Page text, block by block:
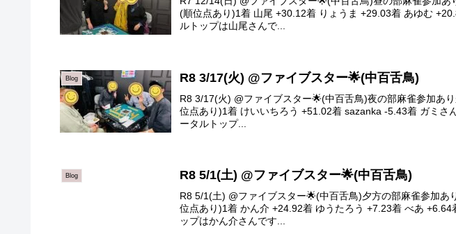
(順位点あり)1着 山尾 +30.12着 りょうま +29.03着 あゆむ
ルトップは山尾さんで...
Blog R8 3/17(火) @ファイブスター🌟(中百舌鳥)
R8 3/17(火) @ファイブスター🌟(中百舌鳥)夜の部麻雀参加あ
位点あり)1着 けいいちろう +51.02着 sazanka -5.43着 ガミさ
ータルトップ...
Blog R8 5/1(土) @ファイブスター🌟(中百舌鳥)
R8 5/1(土) @ファイブスター🌟(中百舌鳥)夕方の部麻雀参加あ
位点あり)1着 かん介 +24.92着 ゆうたろう +7.23着 べあ +6.64
ップはかん介さんです...